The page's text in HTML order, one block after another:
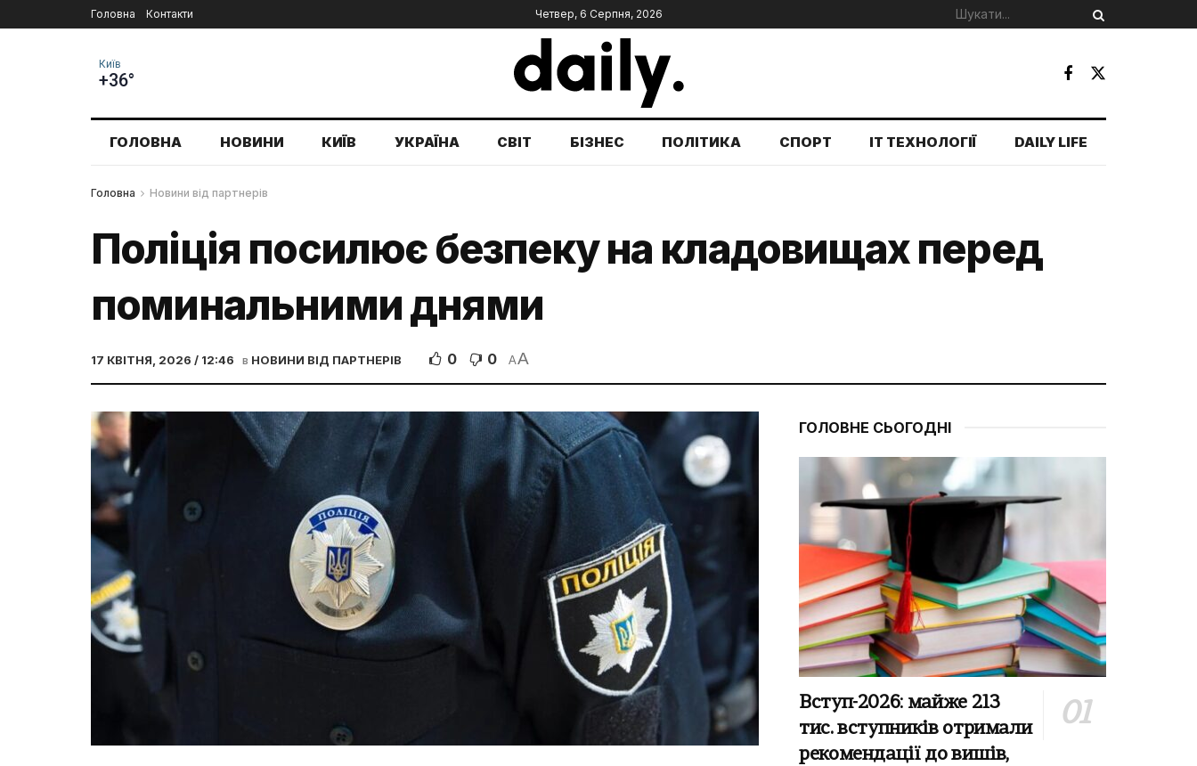
Головна Контакти Четвер, 6 Серпня, 2026
Київ
+36°
ГОЛОВНА НОВИНИ КИЇВ УКРАЇНА СВІТ БІЗНЕС ПОЛІТИКА СПОРТ IT ТЕХНОЛОГІЇ DAILY LIFE
Головна Новини від партнерів
Поліція посилює безпеку на кладовищах перед
поминальними днями
17 КВІТНЯ, 2026 / 12:46 в НОВИНИ ВІД ПАРТНЕРІВ 0 0 AA
ГОЛОВНЕ СЬОГОДНІ
Вступ-2026: майже 213
тис. вступників отримали
рекомендації до вишів,